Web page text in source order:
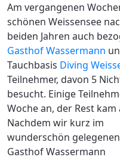
Am vergangenen
schönen Weissensee
beiden Jahren auch
Gasthof Wassermann
Tauchbasis Diving
Teilnehmer, davon 5
besucht. Einige
Woche an, der Rest
Nachdem wir kurz im
wunderschön gelegenen
Gasthof Wassermann